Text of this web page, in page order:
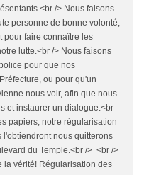
/> Nous faisons
personne de bonne volonté,
pour faire connaître les
lutte.<br /> Nous faisons
pour que nos
ou pour qu'un
nous voir, afin que nous
et instaurer un dialogue.<br
papiers, notre régularisation
nous quitterons
du Temple.<br /> <br />
la vérité! Régularisation des